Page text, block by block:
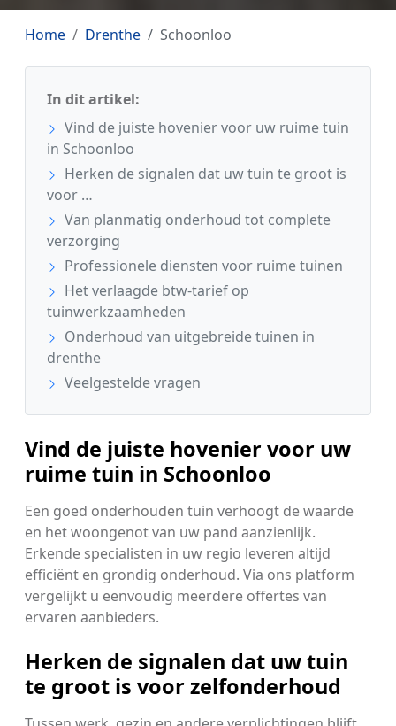
Home Drenthe Schoonloo
In dit artikel:
Vind de juiste hovenier voor uw ruime tuin
in Schoonloo
Herken de signalen dat uw tuin te groot is
voor …
Van planmatig onderhoud tot complete
verzorging
Professionele diensten voor ruime tuinen
Het verlaagde btw-tarief op
tuinwerkzaamheden
Onderhoud van uitgebreide tuinen in
drenthe
Veelgestelde vragen
Vind de juiste hovenier voor uw
ruime tuin in Schoonloo
Een goed onderhouden tuin verhoogt de waarde
en het woongenot van uw pand aanzienlijk.
Erkende specialisten in uw regio leveren altijd
efficiënt en grondig onderhoud. Via ons platform
vergelijkt u eenvoudig meerdere offertes van
ervaren aanbieders.
Herken de signalen dat uw tuin
te groot is voor zelfonderhoud